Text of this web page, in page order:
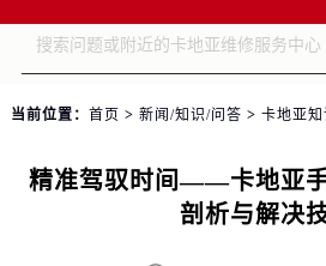
当前位置： 首页 > 新闻/知识/问答 > 卡地亚知
精准驾驭时间——卡地亚
剖析与解决